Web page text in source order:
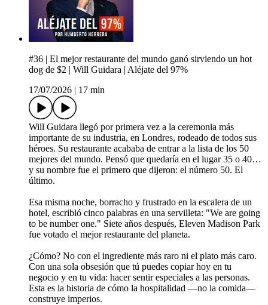
#36 | El mejor restaurante del mundo ganó sirviendo un hot
dog de $2 | Will Guidara | Aléjate del 97%
17/07/2026
17 min
Will Guidara llegó por primera vez a la ceremonia más
importante de su industria, en Londres, rodeado de todos sus
héroes. Su restaurante acababa de entrar a la lista de los 50
mejores del mundo. Pensó que quedaría en el lugar 35 o 40…
y su nombre fue el primero que dijeron: el número 50. El
último.
Esa misma noche, borracho y frustrado en la escalera de un
hotel, escribió cinco palabras en una servilleta: "We are going
to be number one." Siete años después, Eleven Madison Park
fue votado el mejor restaurante del planeta.
¿Cómo? No con el ingrediente más raro ni el plato más caro.
Con una sola obsesión que tú puedes copiar hoy en tu
negocio y en tu vida: hacer sentir especiales a las personas.
Esta es la historia de cómo la hospitalidad —no la comida—
construye imperios.